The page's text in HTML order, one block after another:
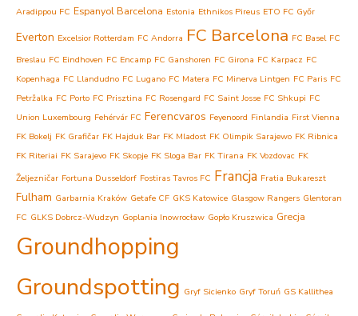
Aradippou FC Espanyol Barcelona Estonia Ethnikos Pireus ETO FC Győr
Everton Excelsior Rotterdam FC Andorra FC Barcelona FC Basel FC
Breslau FC Eindhoven FC Encamp FC Ganshoren FC Girona FC Karpacz FC
Kopenhaga FC Llandudno FC Lugano FC Matera FC Minerva Lintgen FC Paris FC
Petržalka FC Porto FC Prisztina FC Rosengard FC Saint Josse FC Shkupi FC
Union Luxembourg Fehérvár FC Ferencvaros Feyenoord Finlandia First Vienna
FK Bokelj FK Grafičar FK Hajduk Bar FK Mladost FK Olimpik Sarajewo FK Ribnica
FK Riteriai FK Sarajevo FK Skopje FK Sloga Bar FK Tirana FK Vozdovac FK
Željezničar Fortuna Dusseldorf Fostiras Tavros FC Francja Fratia Bukareszt
Fulham Garbarnia Kraków Getafe CF GKS Katowice Glasgow Rangers Glentoran
FC GLKS Dobrcz-Wudzyn Goplania Inowrocław Gopło Kruszwica Grecja
Groundhopping
Groundspotting Gryf Sicienko Gryf Toruń GS Kallithea